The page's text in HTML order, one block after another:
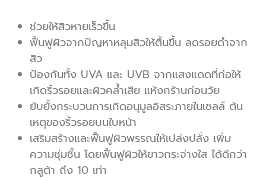
ช่วยให้สิวหายเร็วขึ้น
ฟื้นฟูผิวจากปัญหาหลุมสิวให้ตื้นขึ้น ลดรอยดำจาก
สิว
ป้องกันทั้ง UVA และ UVB จากแสงแดดที่ก่อให้
เกิดริ้วรอยและผิวคล้ำเสีย แห้งกร้านก่อนวัย
ยับยั้งกระบวนการเกิดอนุมูลอิสระภายในเซลล์ ต้น
เหตุของริ้วรอยบนใบหน้า
เสริมสร้างและฟื้นฟูผิวพรรณให้เปล่งปลั่ง เพิ่ม
ความชุ่มชื้น โดยฟื้นฟูผิวให้ขาวกระจ่างใส ได้ดีกว่า
กลูต้า ถึง 10 เท่า